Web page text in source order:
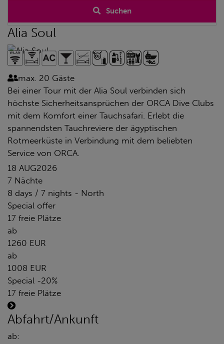
Suchen
Alia Soul
max. 20 Gäste
Bei einer Tour mit der Alia Soul verbinden sich
höchste Sicherheitsansprüchen der ORCA Dive Clubs
mit dem Komfort einer Tauchsafari. Erlebt die
spannendsten Tauchreviere der ägyptischen
Rotmeerküste in Verbindung mit dem beliebten
Service von ORCA.
18 AUG2026
7 Nächte
8 days / 7 nights - North
Special offer
17 freie Plätze
ab
1260 EUR
ab
1008 EUR
Special -20%
17 freie Plätze
Abfahrt/Ankunft
ab: